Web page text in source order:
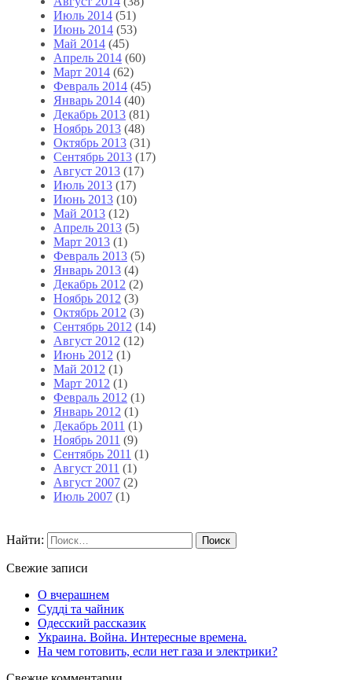
Июль 2014 (51)
Июнь 2014 (53)
Май 2014 (45)
Апрель 2014 (60)
Март 2014 (62)
Февраль 2014 (45)
Январь 2014 (40)
Декабрь 2013 (81)
Ноябрь 2013 (48)
Октябрь 2013 (31)
Сентябрь 2013 (17)
Август 2013 (17)
Июль 2013 (17)
Июнь 2013 (10)
Май 2013 (12)
Апрель 2013 (5)
Март 2013 (1)
Февраль 2013 (5)
Январь 2013 (4)
Декабрь 2012 (2)
Ноябрь 2012 (3)
Октябрь 2012 (3)
Сентябрь 2012 (14)
Август 2012 (12)
Июнь 2012 (1)
Май 2012 (1)
Март 2012 (1)
Февраль 2012 (1)
Январь 2012 (1)
Декабрь 2011 (1)
Ноябрь 2011 (9)
Сентябрь 2011 (1)
Август 2011 (1)
Август 2007 (2)
Июль 2007 (1)
Найти:
Свежие записи
О вчерашнем
Судді та чайник
Одесский рассказик
Украина. Война. Интересные времена.
На чем готовить, если нет газа и электрики?